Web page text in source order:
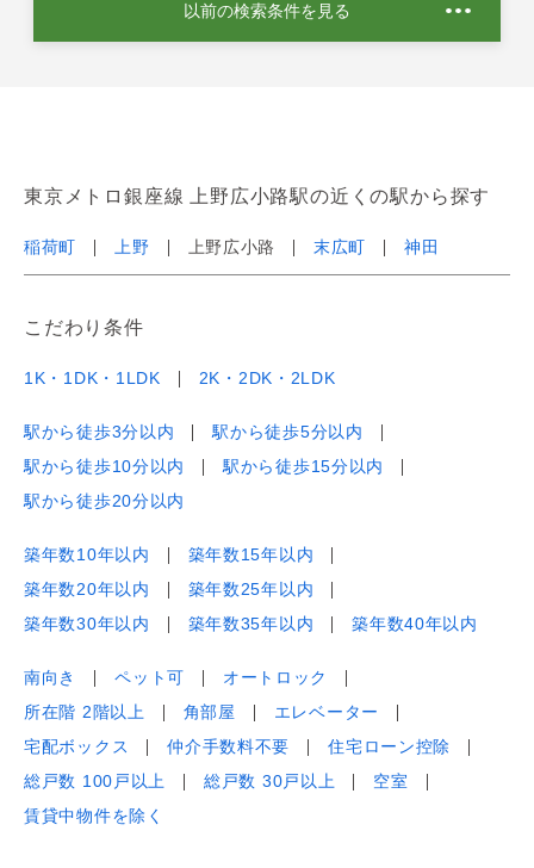
以前の検索条件を見る
東京メトロ銀座線 上野広小路駅の近くの駅から探す
稲荷町 上野 上野広小路 末広町 神田
こだわり条件
1K・1DK・1LDK 2K・2DK・2LDK
駅から徒歩3分以内
駅から徒歩5分以内
駅から徒歩10分以内
駅から徒歩15分以内
駅から徒歩20分以内
築年数10年以内
築年数15年以内
築年数20年以内
築年数25年以内
築年数30年以内
築年数35年以内 築年数40年以内
南向き ペット可
オートロック
所在階 2階以上
角部屋
エレベーター
宅配ボックス
仲介手数料不要
住宅ローン控除
総戸数 100戸以上
総戸数 30戸以上
空室
賃貸中物件を除く